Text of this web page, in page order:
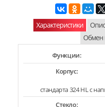
Характеристики
Обмен
Функции:
Корпус:
стандарта 324 HL с
Стекло: